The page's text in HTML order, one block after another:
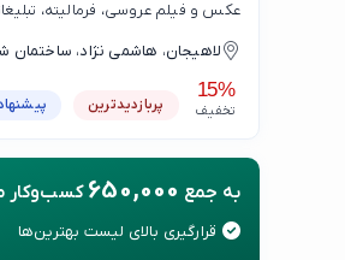
عکس و فیلم عروسی، فرمالیته،
لاهیجان، هاشمی نژاد، ساختمان
15%
تخفیف پربازدیدترین
به جمع 650,000 کسب‌وکار
قرارگیری بالای لیست بهترین‌ها